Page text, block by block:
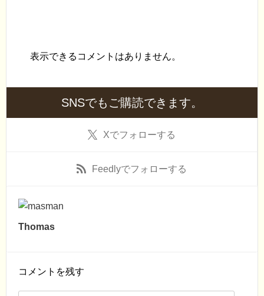
表示できるコメントはありません。
SNSでもご購読できます。
Xでフォローする
Feedlyでフォローする
Thomas
コメントを残す